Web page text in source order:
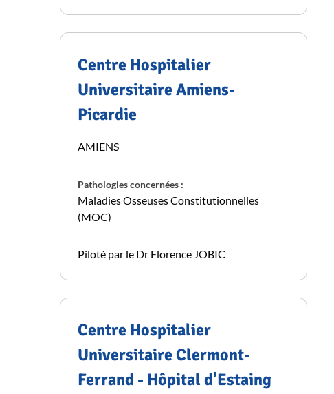
Centre Hospitalier
Universitaire Amiens-
Picardie
AMIENS
Pathologies concernées :
Maladies Osseuses Constitutionnelles
(MOC)
Piloté par le Dr Florence JOBIC
Centre Hospitalier
Universitaire Clermont-
Ferrand - Hôpital d'Estaing